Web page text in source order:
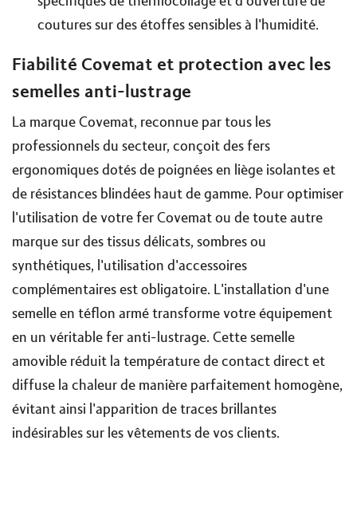
coutures sur des étoffes sensibles à l'humidité.
Fiabilité Covemat et protection avec les
semelles anti-lustrage
La marque Covemat, reconnue par tous les
professionnels du secteur, conçoit des fers
ergonomiques dotés de poignées en liège isolantes et
de résistances blindées haut de gamme. Pour optimiser
l'utilisation de votre fer Covemat ou de toute autre
marque sur des tissus délicats, sombres ou
synthétiques, l'utilisation d'accessoires
complémentaires est obligatoire. L'installation d'une
semelle en téflon armé transforme votre équipement
en un véritable fer anti-lustrage. Cette semelle
amovible réduit la température de contact direct et
diffuse la chaleur de manière parfaitement homogène,
évitant ainsi l'apparition de traces brillantes
indésirables sur les vêtements de vos clients.